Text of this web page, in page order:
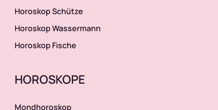
Horoskop Schütze
Horoskop Wassermann
Horoskop Fische
HOROSKOPE
Mondhoroskop